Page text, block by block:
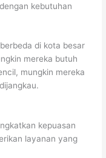
kebutuhan
di kota besar
mereka butuh
mungkin mereka
kepuasan
layanan yang